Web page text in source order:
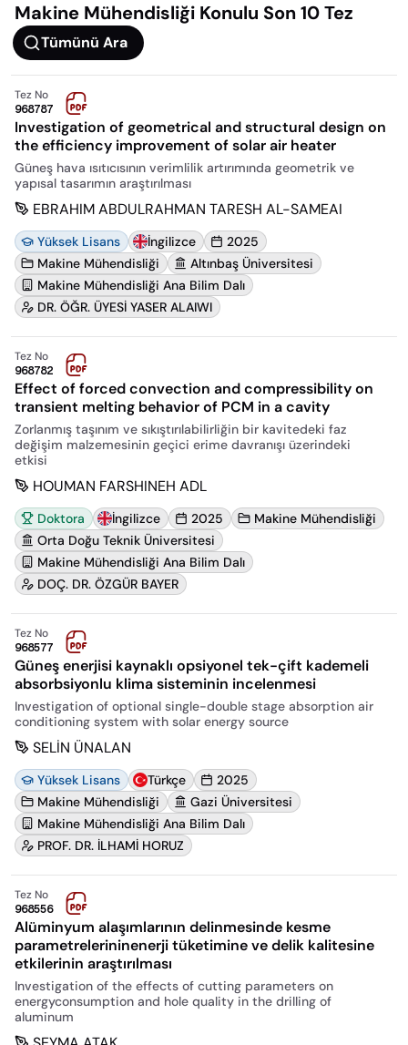
Makine Mühendisliği Konulu Son 10 Tez
Tümünü Ara
Tez No
968787
Investigation of geometrical and structural design on
the efficiency improvement of solar air heater
Güneş hava ısıtıcısının verimlilik artırımında geometrik ve
yapısal tasarımın araştırılması
EBRAHIM ABDULRAHMAN TARESH AL-SAMEAI
Yüksek Lisans İngilizce
2025
Makine Mühendisliği
Altınbaş Üniversitesi
Makine Mühendisliği Ana Bilim Dalı
DR. ÖĞR. ÜYESİ YASER ALAIWI
Tez No
968782
Effect of forced convection and compressibility on
transient melting behavior of PCM in a cavity
Zorlanmış taşınım ve sıkıştırılabilirliğin bir kavitedeki faz
değişim malzemesinin geçici erime davranışı üzerindeki
etkisi
HOUMAN FARSHINEH ADL
Doktora İngilizce 2025
Makine Mühendisliği
Orta Doğu Teknik Üniversitesi
Makine Mühendisliği Ana Bilim Dalı
DOÇ. DR. ÖZGÜR BAYER
Tez No
968577
Güneş enerjisi kaynaklı opsiyonel tek-çift kademeli
absorbsiyonlu klima sisteminin incelenmesi
Investigation of optional single-double stage absorption air
conditioning system with solar energy source
SELİN ÜNALAN
Yüksek Lisans Türkçe
2025
Makine Mühendisliği
Gazi Üniversitesi
Makine Mühendisliği Ana Bilim Dalı
PROF. DR. İLHAMİ HORUZ
Tez No
968556
Alüminyum alaşımlarının delinmesinde kesme
parametrelerininenerji tüketimine ve delik kalitesine
etkilerinin araştırılması
Investigation of the effects of cutting parameters on
energyconsumption and hole quality in the drilling of
aluminum